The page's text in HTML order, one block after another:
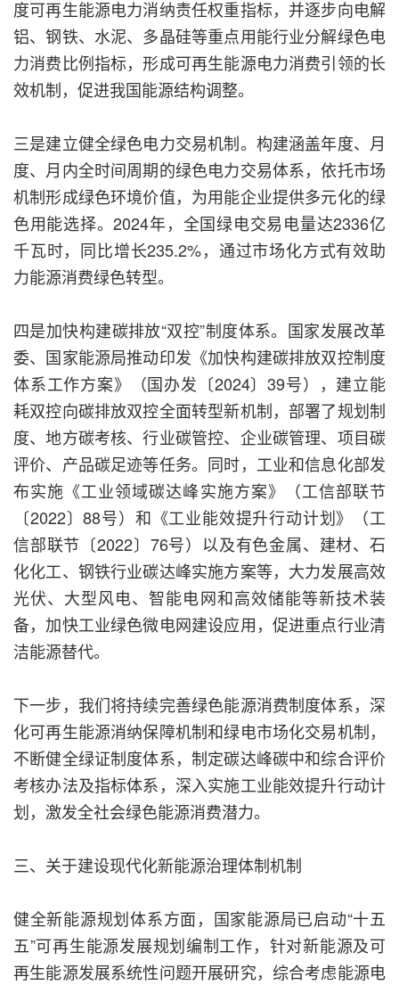
度可再生能源电力消纳责任权重指标，并逐步向电解
铝、钢铁、水泥、多晶硅等重点用能行业分解绿色电
力消费比例指标，形成可再生能源电力消费引领的长
效机制，促进我国能源结构调整。
三是建立健全绿色电力交易机制。构建涵盖年度、月
度、月内全时间周期的绿色电力交易体系，依托市场
机制形成绿色环境价值，为用能企业提供多元化的绿
色用能选择。2024年，全国绿电交易电量达2336亿
千瓦时，同比增长235.2%，通过市场化方式有效助
力能源消费绿色转型。
四是加快构建碳排放“双控”制度体系。国家发展改革
委、国家能源局推动印发《加快构建碳排放双控制度
体系工作方案》（国办发〔2024〕39号），建立能
耗双控向碳排放双控全面转型新机制，部署了规划制
度、地方碳考核、行业碳管控、企业碳管理、项目碳
评价、产品碳足迹等任务。同时，工业和信息化部发
布实施《工业领域碳达峰实施方案》（工信部联节
〔2022〕88号）和《工业能效提升行动计划》（工
信部联节〔2022〕76号）以及有色金属、建材、石
化化工、钢铁行业碳达峰实施方案等，大力发展高效
光伏、大型风电、智能电网和高效储能等新技术装
备，加快工业绿色微电网建设应用，促进重点行业清
洁能源替代。
下一步，我们将持续完善绿色能源消费制度体系，深
化可再生能源消纳保障机制和绿电市场化交易机制，
不断健全绿证制度体系，制定碳达峰碳中和综合评价
考核办法及指标体系，深入实施工业能效提升行动计
划，激发全社会绿色能源消费潜力。
三、关于建设现代化新能源治理体制机制
健全新能源规划体系方面，国家能源局已启动“十五
五”可再生能源发展规划编制工作，针对新能源及可
再生能源发展系统性问题开展研究，综合考虑能源电